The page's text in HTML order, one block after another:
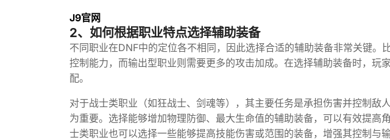
J9官网
2、如何根据职业特点选择辅助装备
不同职业在DNF中的定位各不相同，因此选择合适的辅助装备非常关键。
控制能力，而输出型职业则需要更多的攻击加成。在选择辅助装备时，玩
配。
对于战士类职业（如狂战士、剑魂等），其主要任务是承担伤害并控制敌
为重要。选择能够增加物理防御、最大生命值的辅助装备，可以有效提高
士类职业也可以选择一些能够提高技能伤害或范围的装备，增强其控制与输